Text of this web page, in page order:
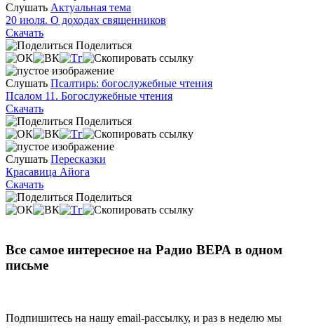
Слушать Актуальная тема
20 июля. О доходах священников
Скачать
Поделиться
Слушать Псалтирь: богослужебные чтения
Псалом 11. Богослужебные чтения
Скачать
Поделиться
Слушать Пересказки
Красавица Айога
Скачать
Поделиться
Все самое интересное на Радио ВЕРА в одном
письме
Подпишитесь на нашу email-рассылку, и раз в неделю мы